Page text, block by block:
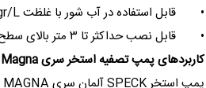
•
قابل استفاده در آب شور با غلظت 5gr/L نمک
•
قابل نصب حداکثر تا ۳ متر بالای سطح آب
کاربردهای پمپ تصفیه استخر سری Magna